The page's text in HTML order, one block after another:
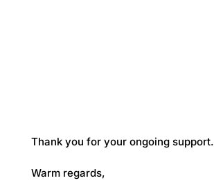
Thank you for your ongoing support.
Warm regards,